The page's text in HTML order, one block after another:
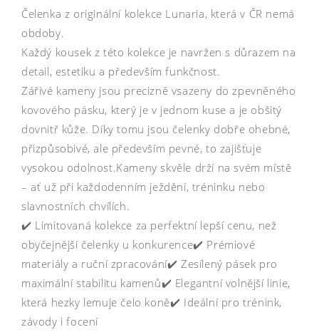
Čelenka z originální kolekce Lunaria, která v ČR nemá
obdoby.
Každý kousek z této kolekce je navržen s důrazem na
detail, estetiku a především funkčnost.
Zářivé kameny jsou precizně vsazeny do zpevněného
kovového pásku, který je v jednom kuse a je obšitý
dovnitř kůže. Díky tomu jsou čelenky dobře ohebné,
přizpůsobivé, ale především pevné, to zajišťuje
vysokou odolnost.Kameny skvěle drží na svém místě
– ať už při každodenním ježdění, tréninku nebo
slavnostních chvílích.
✔️ Limitovaná kolekce za perfektní lepší cenu, než
obyčejnější čelenky u konkurence✔️ Prémiové
materiály a ruční zpracování✔️ Zesílený pásek pro
maximální stabilitu kamenů✔️ Elegantní volnější linie,
která hezky lemuje čelo koně✔️ Ideální pro trénink,
závody i focení